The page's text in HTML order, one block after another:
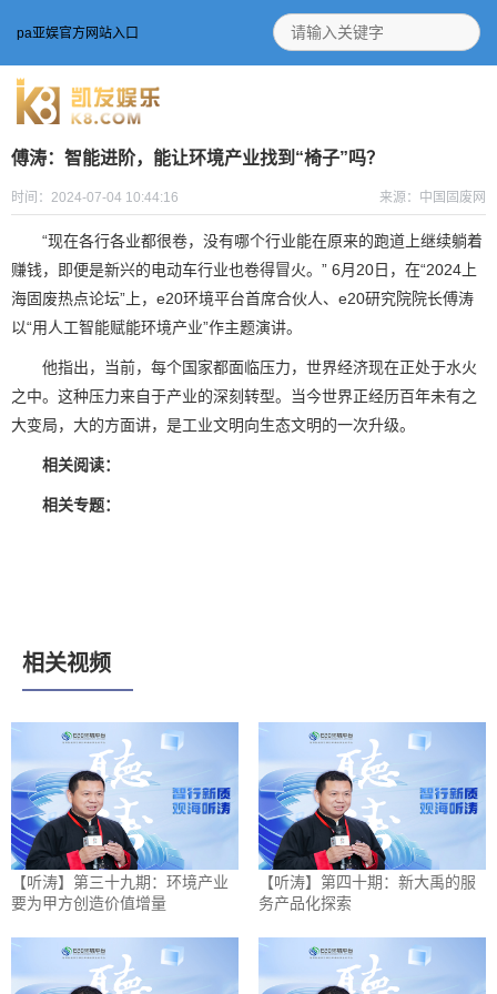
pa亚娱官方网站入口
傅涛：智能进阶，能让环境产业找到“椅子”吗？
时间：2024-07-04 10:44:16 来源：中国固废网
“现在各行各业都很卷，没有哪个行业能在原来的跑道上继续躺着
赚钱，即便是新兴的电动车行业也卷得冒火。” 6月20日，在“2024上
海固废热点论坛”上，e20环境平台首席合伙人、e20研究院院长傅涛
以“用人工智能赋能环境产业”作主题演讲。
他指出，当前，每个国家都面临压力，世界经济现在正处于水火
之中。这种压力来自于产业的深刻转型。当今世界正经历百年未有之
大变局，大的方面讲，是工业文明向生态文明的一次升级。
相关阅读：
相关专题：
相关视频
【听涛】第三十九期：环境产业
要为甲方创造价值增量
【听涛】第四十期：新大禹的服
务产品化探索